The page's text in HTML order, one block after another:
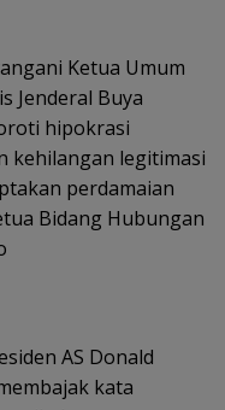
Ketua Umum
Jenderal Buya
hipokrasi
kehilangan legitimasi
perdamaian
Bidang Hubungan
AS Donald
kata